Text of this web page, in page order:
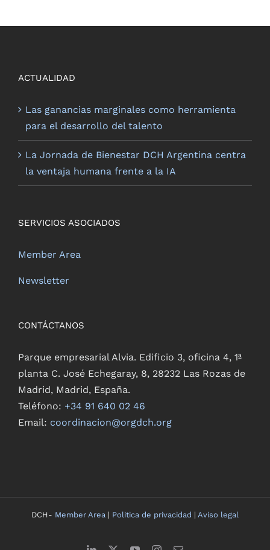
ACTUALIDAD
Las ganancias marginales como herramienta
para el desarrollo del talento
La Jornada de Bienestar DCH Argentina centra
la ventaja humana frente a la IA
SERVICIOS ASOCIADOS
Member Area
Newsletter
CONTÁCTANOS
Parque empresarial Alvia. Edificio 3, oficina 4, 1ª
planta C. José Echegaray, 8, 28232 Las Rozas de
Madrid, Madrid, España.
Teléfono: +34 91 640 02 46
Email: coordinacion@orgdch.org
DCH- Member Area | Politica de privacidad | Aviso legal